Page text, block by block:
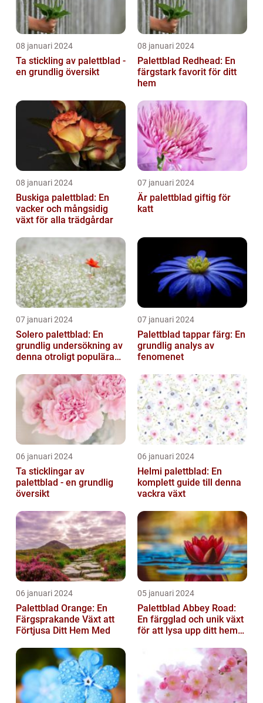
08 januari 2024
Ta stickling av palettblad -
en grundlig översikt
08 januari 2024
Palettblad Redhead: En
färgstark favorit för ditt
hem
08 januari 2024
Buskiga palettblad: En
vacker och mångsidig
växt för alla trädgårdar
07 januari 2024
Är palettblad giftig för
katt
07 januari 2024
Solero palettblad: En
grundlig undersökning av
denna otroligt populära
07 januari 2024
Palettblad tappar färg: En
grundlig analys av
fenomenet
06 januari 2024
Ta sticklingar av
palettblad - en grundlig
översikt
06 januari 2024
Helmi palettblad: En
komplett guide till denna
vackra växt
06 januari 2024
Palettblad Orange: En
Färgsprakande Växt att
Förtjusa Ditt Hem Med
05 januari 2024
Palettblad Abbey Road:
En färgglad och unik växt
för att lysa upp ditt hem